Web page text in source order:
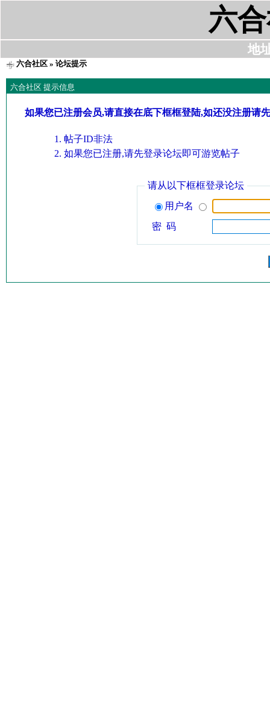
六
地
六合社区» 论坛提示
六合社区 提示信息
如果您已注册会员,请直接在底下框框登陆,如还没注册请
帖子ID非法
如果您已注册,请先登录论坛即可游览帖子
请从以下框框登录论坛
用户名
密 码